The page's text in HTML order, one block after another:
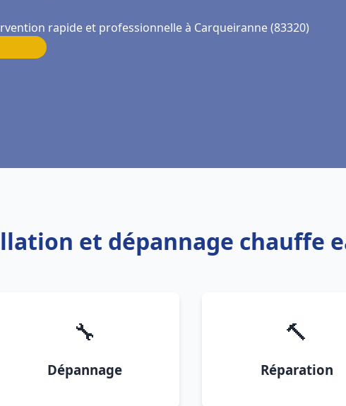
rapide et professionnelle à Carqueiranne (83320)
et dépannage chauffe
🔧
Dépannage
🔨
Réparation